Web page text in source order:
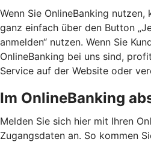
Wenn Sie OnlineBanking nutzen,
ganz einfach über den Button
anmelden“ nutzen. Wenn Sie
OnlineBanking bei uns sind,
Service auf der Website oder
Im OnlineBanking
Melden Sie sich hier mit Ihren
Zugangsdaten an. So kommen